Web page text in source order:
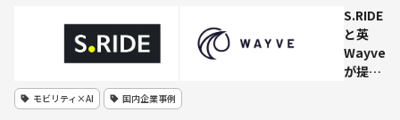
S.RIDE
と英
Wayve
が提
モビリティ×AI 国内企業事例